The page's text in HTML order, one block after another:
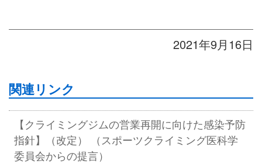
2021年9月16日
関連リンク
【クライミングジムの営業再開に向けた感染予防
指針】（改定） （スポーツクライミング医科学
委員会からの提言）